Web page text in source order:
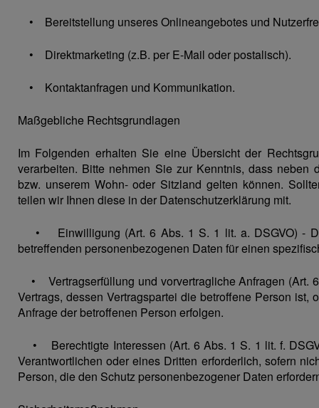
• Bereitstellung unseres Onlineangebotes und
• Direktmarketing (z.B. per E-Mail oder postalisch).
• Kontaktanfragen und Kommunikation.
Maßgebliche Rechtsgrundlagen
Im Folgenden erhalten Sie eine Übersicht der
verarbeiten. Bitte nehmen Sie zur Kenntnis, dass neben
bzw. unserem Wohn- oder Sitzland gelten können.
teilen wir Ihnen diese in der Datenschutzerklärung mit.
• Einwilligung (Art. 6 Abs. 1 S. 1 lit. a. DSGVO) -
betreffenden personenbezogenen Daten für einen
• Vertragserfüllung und vorvertragliche Anfragen (Art.
Vertrags, dessen Vertragspartei die betroffene Person
Anfrage der betroffenen Person erfolgen.
• Berechtigte Interessen (Art. 6 Abs. 1 S. 1 lit. f.
Verantwortlichen oder eines Dritten erforderlich, sofern
Person, die den Schutz personenbezogener Daten